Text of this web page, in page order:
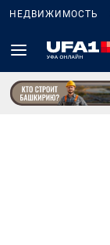
НЕДВИЖИМОСТЬ